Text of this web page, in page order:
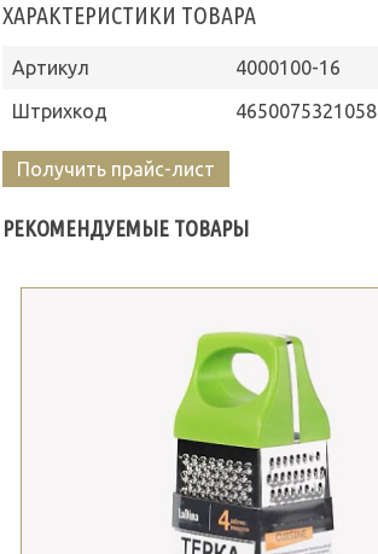
ХАРАКТЕРИСТИКИ ТОВАРА
Артикул
4000100-16
Штрихкод
4650075321058
Получить прайс-лист
РЕКОМЕНДУЕМЫЕ ТОВАРЫ